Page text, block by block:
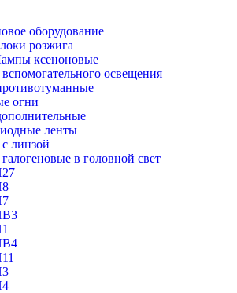
оборудование
розжига
ксеноновые
освещения
огни
ленты
линзой
в головной свет